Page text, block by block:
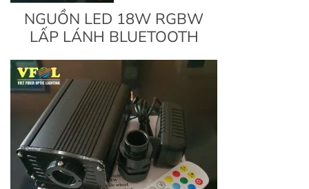
NGUỒN LED 18W RGBW
LẤP LÁNH BLUETOOTH